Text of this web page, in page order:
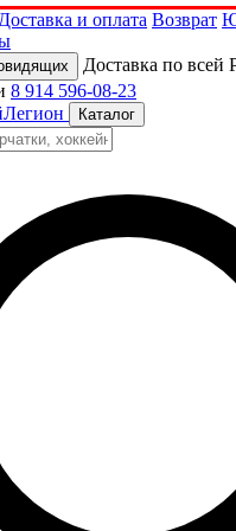
Доставка и оплата Возврат
Доставка по всей
8 914 596-08-23
Легион Каталог